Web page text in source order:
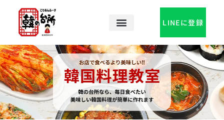
キ
ッ
プ
LINEに登録
お店で食べるより美味しい‼
韓国理教室
韓の台所なら、毎日食べたい
美味しい韓国料理が簡単に作れます